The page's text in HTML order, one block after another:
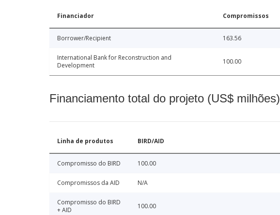
Financiador Compromissos
Borrower/Recipient 163.56
International Bank for Reconstruction and
Development
100.00
Financiamento total do projeto (US$ milhões)
Linha de produtos BIRD/AID
Compromisso do BIRD 100.00
Compromissos da AID N/A
Compromisso do BIRD
+ AID
100.00